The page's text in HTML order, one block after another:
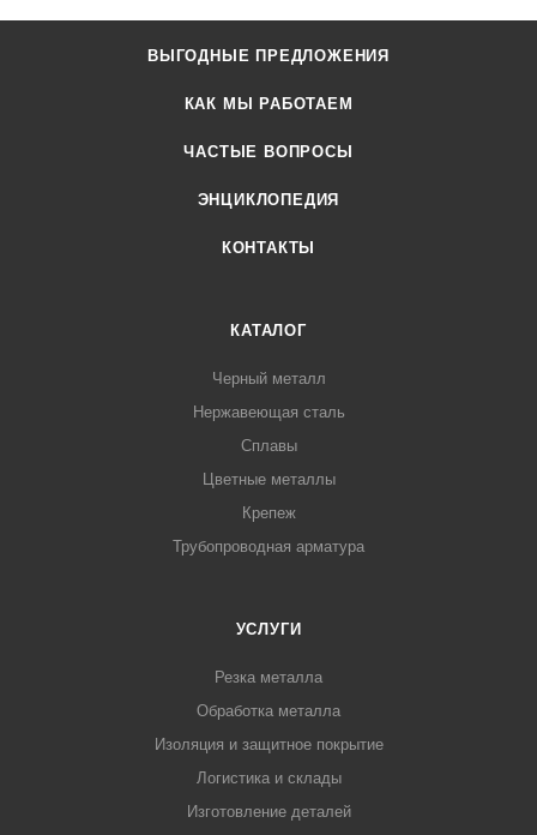
ВЫГОДНЫЕ ПРЕДЛОЖЕНИЯ
КАК МЫ РАБОТАЕМ
ЧАСТЫЕ ВОПРОСЫ
ЭНЦИКЛОПЕДИЯ
КОНТАКТЫ
КАТАЛОГ
Черный металл
Нержавеющая сталь
Сплавы
Цветные металлы
Крепеж
Трубопроводная арматура
УСЛУГИ
Резка металла
Обработка металла
Изоляция и защитное покрытие
Логистика и склады
Изготовление деталей